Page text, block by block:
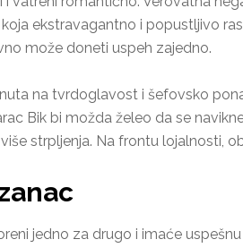
ekstravagantno i popustljivo
može doneti uspeh zajedno.
na tvrdoglavost i šefovsko
Bik bi možda želeo da se
strpljenja. Na frontu lojalnosti,
jedno za drugo i imaće